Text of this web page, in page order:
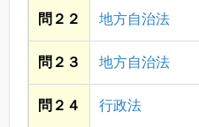
問２２ 地方自治法
問２３ 地方自治法
問２４ 行政法